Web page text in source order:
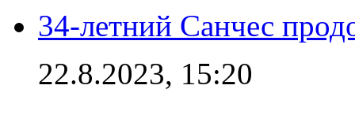
34-летний Санчес
22.8.2023, 15:20